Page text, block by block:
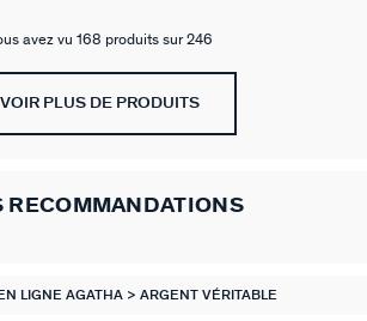
avez vu 168 produits sur 246
VOIR PLUS DE PRODUITS
RECOMMANDATIONS
LIGNE AGATHA ARGENT VÉRITABLE